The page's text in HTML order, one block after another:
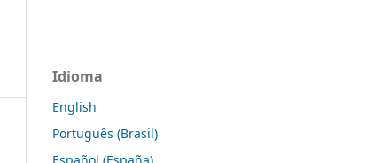
Idioma
English
Português (Brasil)
Español (España)